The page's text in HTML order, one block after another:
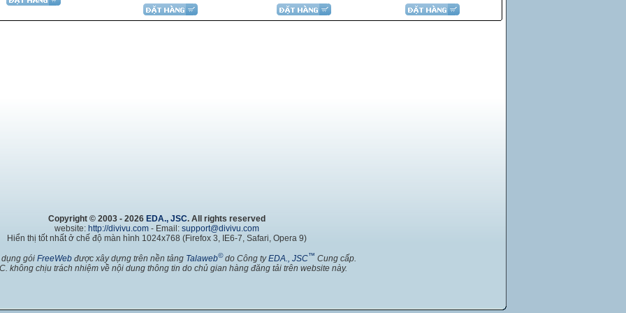
Copyright © 2003 - 2026 EDA., JSC. All rights reserved
website: http://divivu.com- Email: support@divivu.com
Hiển thị tốt nhất ở chế độ màn hình 1024x768 (Firefox 3, IE6-7, Safari, Opera 9)
dụng gói FreeWeb được xây dựng trên nền tảng Talaweb©do Công tyEDA., JSC™ Cung cấp.
không chịu trách nhiệm về nội dung thông tin do chủ gian hàng đăng tải trên website này.